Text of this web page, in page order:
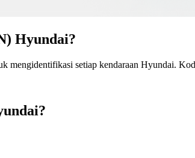
Hyundai?
setiap kendaraan Hyundai.